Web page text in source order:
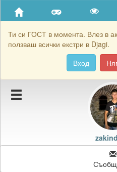
Ти си ГОСТ в момента. Влез в
ползваш всички екстри в Djagi.
Вход
Приятели
Хронология на игри
Подаръците на zakindos2
Картичките на zakindos2